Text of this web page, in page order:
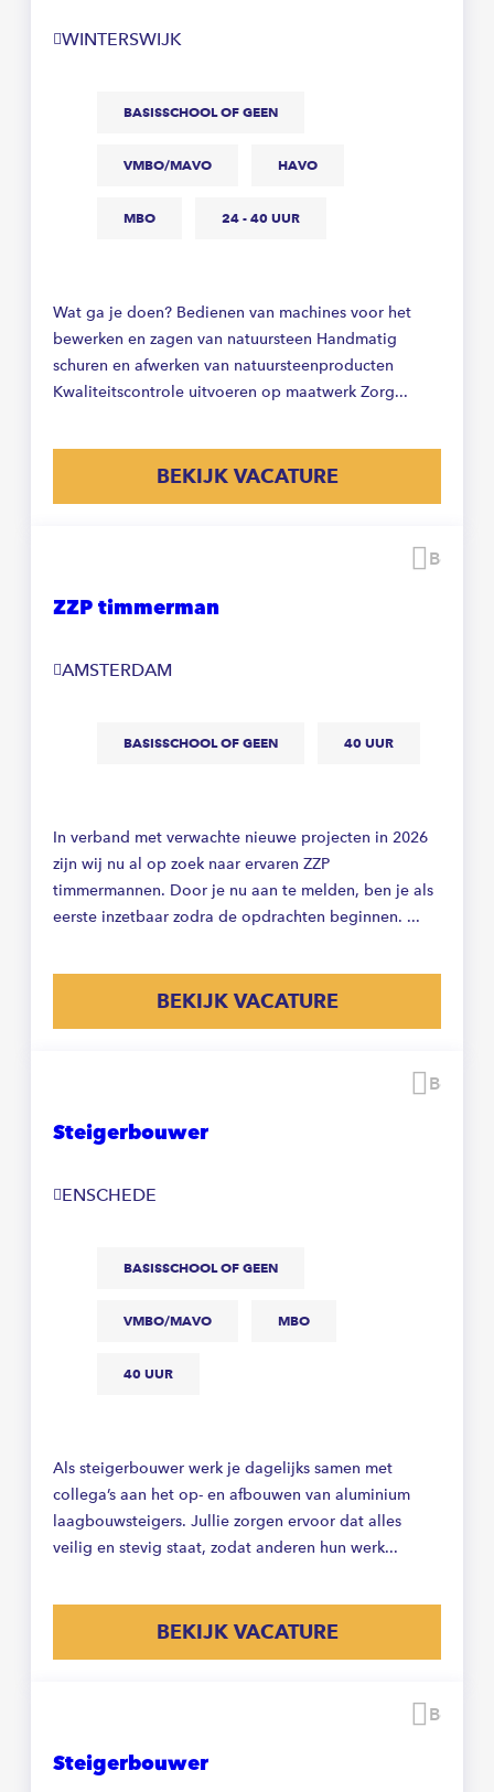
WINTERSWIJK
BASISSCHOOL OF GEEN
VMBO/MAVO HAVO
MBO 24 - 40 UUR
Wat ga je doen? Bedienen van machines voor het
bewerken en zagen van natuursteen Handmatig
schuren en afwerken van natuursteenproducten
Kwaliteitscontrole uitvoeren op maatwerk Zorg...
BEKIJK VACATURE
ZZP timmerman
AMSTERDAM
BASISSCHOOL OF GEEN 40 UUR
In verband met verwachte nieuwe projecten in 2026
zijn wij nu al op zoek naar ervaren ZZP
timmermannen. Door je nu aan te melden, ben je als
eerste inzetbaar zodra de opdrachten beginnen. ...
BEKIJK VACATURE
Steigerbouwer
ENSCHEDE
BASISSCHOOL OF GEEN
VMBO/MAVO MBO
40 UUR
Als steigerbouwer werk je dagelijks samen met
collega’s aan het op- en afbouwen van aluminium
laagbouwsteigers. Jullie zorgen ervoor dat alles
veilig en stevig staat, zodat anderen hun werk...
BEKIJK VACATURE
Steigerbouwer